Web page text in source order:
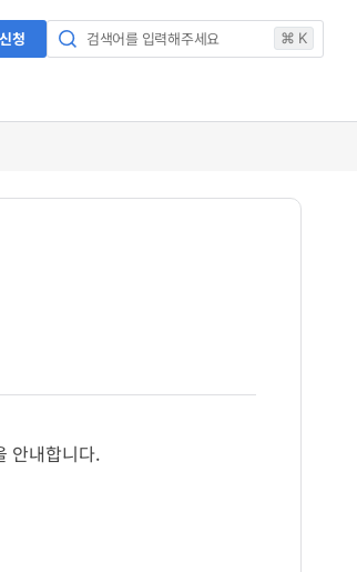
청 검색어를 입력해주세요 ⌘ K
안내합니다.